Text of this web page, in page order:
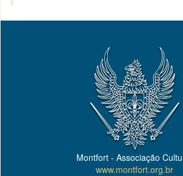
Montfort - Associação
www.montfort.org.br